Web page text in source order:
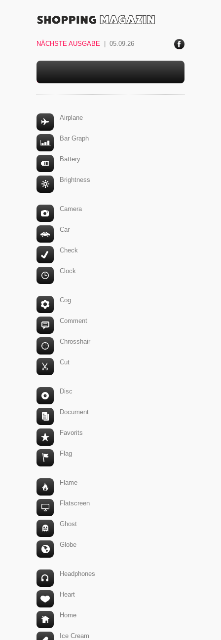
NÄCHSTE AUSGABE | 05.09.26
ace
k
ICONS
Airplane
Bar Graph
Battery
Brightness
Camera
Car
Check
Clock
Cog
Comment
Chrosshair
Cut
Disc
Document
Favorits
Flag
Flame
Flatscreen
Ghost
Globe
Headphones
Heart
Home
Ice Cream